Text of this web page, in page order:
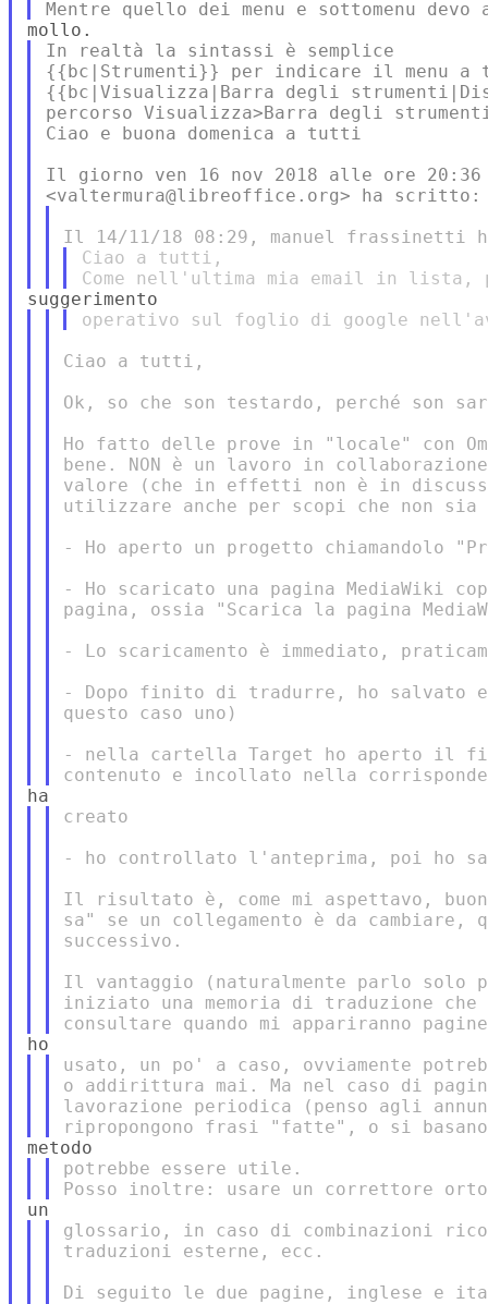
In realtà la sintassi è semplice
{{bc|Strumenti}} per indicare il menu a
{{bc|Visualizza|Barra degli
percorso Visualizza>Barra degli
Ciao e buona domenica a tutti
Il giorno ven 16 nov 2018 alle ore 20:36
Ciao a tutti,
Ciao a tutti,
Ok, so che son testardo, perché son
Ho fatto delle prove in "locale" con
bene. NON è un lavoro in
valore (che in effetti non è in
utilizzare anche per scopi che non
- Ho aperto un progetto chiamandolo
- Ho scaricato una pagina MediaWiki
pagina, ossia "Scarica la pagina
- Lo scaricamento è immediato,
- Dopo finito di tradurre, ho
questo caso uno)
- nella cartella Target ho aperto il
creato
- ho controllato l'anteprima, poi ho
Il risultato è, come mi aspettavo,
sa" se un collegamento è da
successivo.
Il vantaggio (naturalmente parlo solo
iniziato una memoria di traduzione
usato, un po' a caso, ovviamente
o addirittura mai. Ma nel caso di
lavorazione periodica (penso agli
potrebbe essere utile.
glossario, in caso di combinazioni
traduzioni esterne, ecc.
Di seguito le due pagine, inglese e